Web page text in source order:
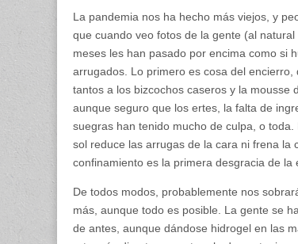
La pandemia nos ha hecho más viejos, y
que cuando veo fotos de la gente (al
meses les han pasado por encima como si
arrugados. Lo primero es cosa del
tantos a los bizcochos caseros y la mousse
aunque seguro que los ertes, la falta de
suegras han tenido mucho de culpa, o
sol reduce las arrugas de la cara ni frena la
confinamiento es la primera desgracia de la
De todos modos, probablemente nos
más, aunque todo es posible. La gente se
de antes, aunque dándose hidrogel en las